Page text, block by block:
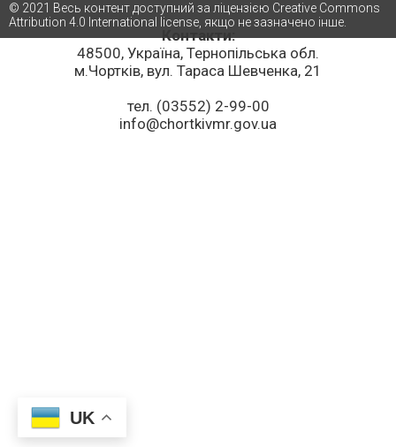
Контакти:
48500, Україна, Тернопільська обл.
м.Чортків, вул. Тараса Шевченка, 21
тел. (03552) 2-99-00
info@chortkivmr.gov.ua
© 2021 Весь контент доступний за ліцензією Creative Commons
Attribution 4.0 International license, якщо не зазначено інше.
UK